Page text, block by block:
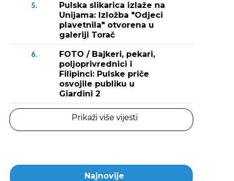
5.
Pulska slikarica izlaže na
Unijama: Izložba "Odjeci
plavetnila" otvorena u
galeriji Torač
6.
FOTO / Bajkeri, pekari,
poljoprivrednici i
Filipinci: Pulske priče
osvojile publiku u
Giardini 2
Prikaži više vijesti
Najnovije